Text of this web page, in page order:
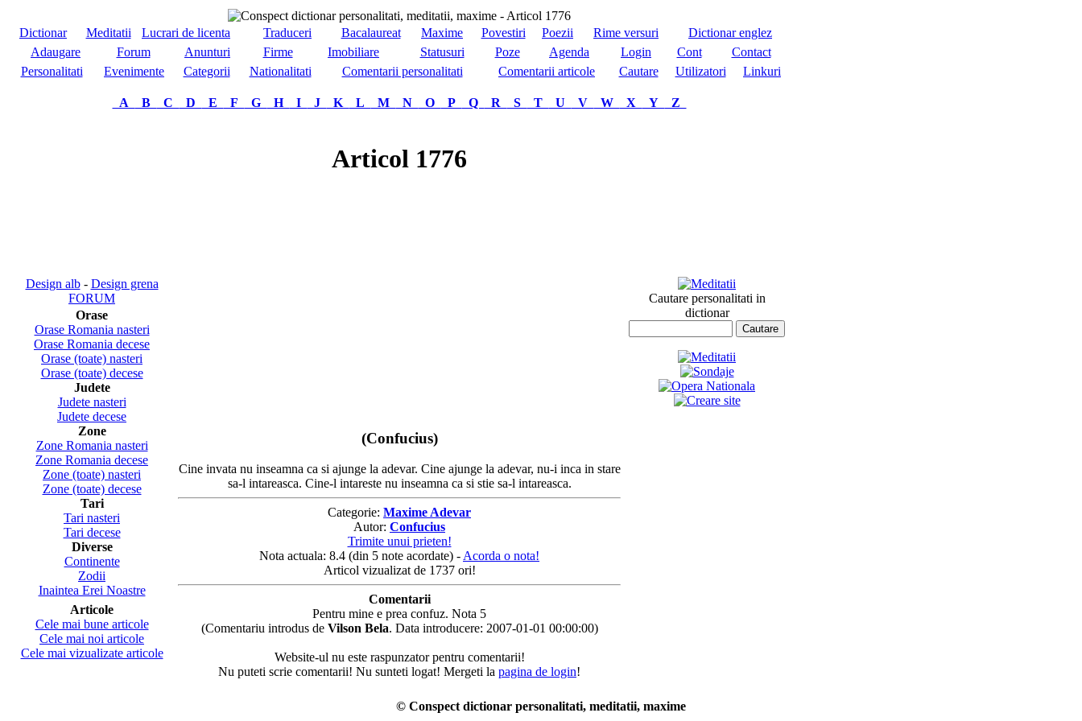
Dictionar Meditatii Lucrari de licenta Traduceri Bacalaureat Maxime Povestiri Poezii Rime versuri
Dictionar englez
Adaugare
Forum Anunturi Firme Imobiliare Statusuri Poze Agenda Login Cont
Contact
Personalitati
Evenimente Categorii Nationalitati Comentarii personalitati Comentarii articole Cautare Utilizatori Linkuri
A B C D E F G H I J K L M N O P Q R S T U V W X Y Z
Design alb- Design grena
FORUM
Orase
Orase Romania nasteri
Orase Romania decese
Orase (toate) nasteri
Orase (toate) decese
Judete
Judete nasteri
Judete decese
Zone
Zone Romania nasteri
Zone Romania decese
Zone (toate) nasteri
Zone (toate) decese
Tari
Tari nasteri
Tari decese
Diverse
Continente
Zodii
Inaintea Erei Noastre
Articole
Cele mai bune articole
Cele mai noi articole
Cele mai vizualizate articole
Articol 1776
(Confucius)
Cine invata nu inseamna ca si ajunge la adevar. Cine ajunge la adevar, nu-i inca in stare
sa-l intareasca. Cine-l intareste nu inseamna ca si stie sa-l intareasca.
Categorie: Maxime Adevar
Autor: Confucius
Trimite unui prieten!
Nota actuala: 8.4 (din 5 note acordate) - Acorda o nota!
Articol vizualizat de 1737 ori!
Comentarii
Pentru mine e prea confuz. Nota 5
(Comentariu introdus de Vilson Bela. Data introducere: 2007-01-01 00:00:00)
Website-ul nu este raspunzator pentru comentarii!
Nu puteti scrie comentarii! Nu sunteti logat! Mergeti la pagina de login!
Cautare personalitati in
dictionar
© Conspect dictionar personalitati, meditatii, maxime